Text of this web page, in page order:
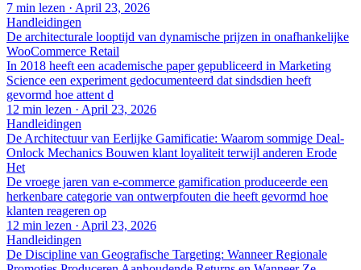
7 min lezen · April 23, 2026
Handleidingen
De architecturale looptijd van dynamische prijzen in onafhankelijke
WooCommerce Retail
In 2018 heeft een academische paper gepubliceerd in Marketing
Science een experiment gedocumenteerd dat sindsdien heeft
gevormd hoe attent d
12 min lezen · April 23, 2026
Handleidingen
De Architectuur van Eerlijke Gamificatie: Waarom sommige Deal-
Onlock Mechanics Bouwen klant loyaliteit terwijl anderen Erode
Het
De vroege jaren van e-commerce gamification produceerde een
herkenbare categorie van ontwerpfouten die heeft gevormd hoe
klanten reageren op
12 min lezen · April 23, 2026
Handleidingen
De Discipline van Geografische Targeting: Wanneer Regionale